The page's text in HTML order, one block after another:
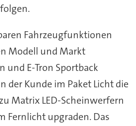
Fahrzeugfunktionen
Modell und Markt
und E-Tron Sportback
der Kunde im Paket Licht die
Matrix LED-Scheinwerfern
Fernlicht upgraden. Das